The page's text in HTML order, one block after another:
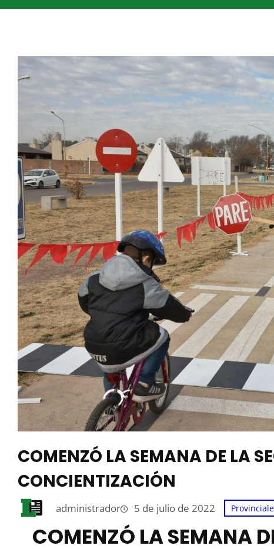
COMENZÓ LA SEMANA DE LA
CONCIENTIZACIÓN
administrador 5 de julio de 2022
COMENZÓ LA SEMANA